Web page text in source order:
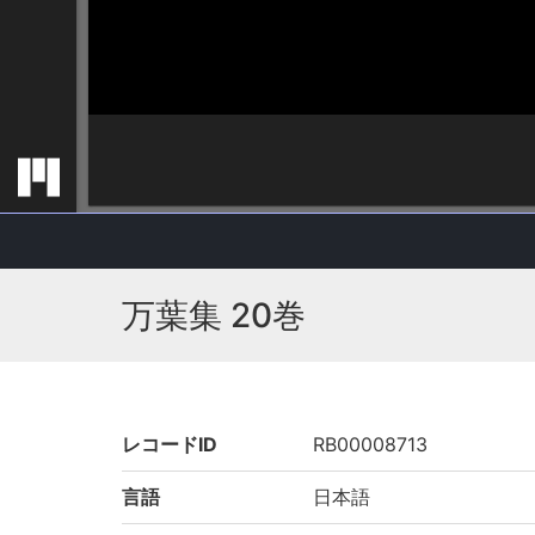
万葉集 20巻
レコードID RB00008713
言語 日本語